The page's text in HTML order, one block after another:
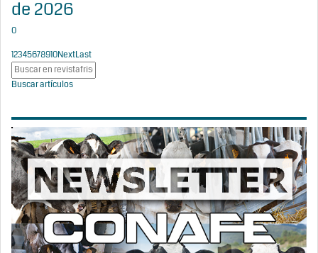
de 2026
0
12345678910NextLast
Buscar artículos